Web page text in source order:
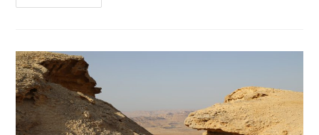
Leichte